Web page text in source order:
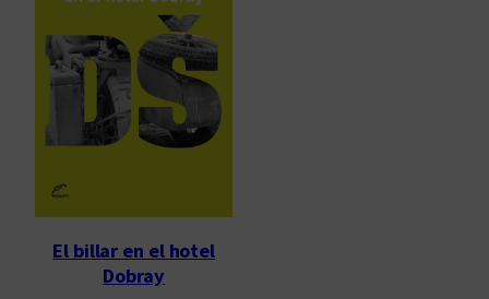
El billar en el hotel
Dobray